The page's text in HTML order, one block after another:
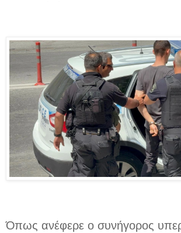
Όπως ανέφερε ο συνήγορος